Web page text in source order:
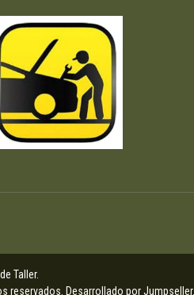
Taller.
reservados. Desarrollado por Jumpseller.